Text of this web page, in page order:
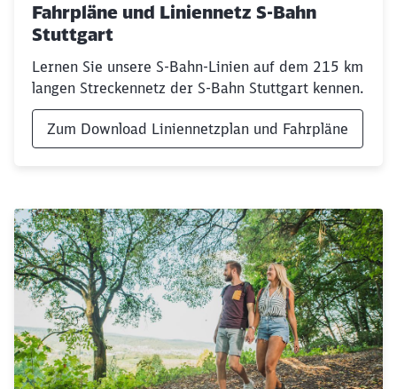
Fahrpläne und Liniennetz S-Bahn
Stuttgart
Lernen Sie unsere S-Bahn-Linien auf dem 215 km
langen Streckennetz der S-Bahn Stuttgart kennen.
Zum Download Liniennetzplan und Fahrpläne